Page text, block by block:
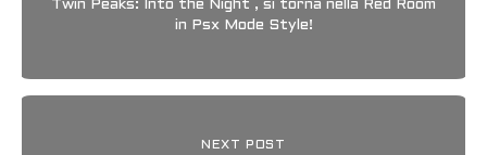
Twin Peaks: Into the Night , si torna nella Red Room
in Psx Mode Style!
NEXT POST